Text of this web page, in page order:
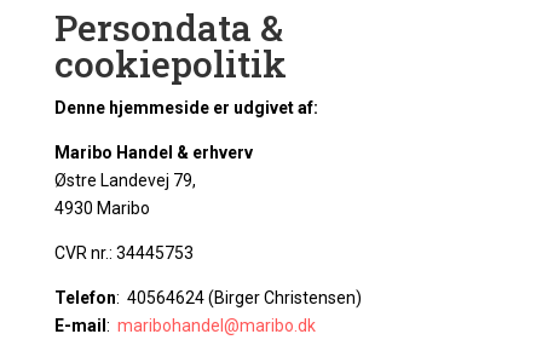
Persondata &
cookiepolitik
Denne hjemmeside er udgivet af:
Maribo Handel & erhverv
Østre Landevej 79,
4930 Maribo
CVR nr.: 34445753
Telefon: 40564624 (Birger Christensen)
E-mail : maribohandel@maribo.dk